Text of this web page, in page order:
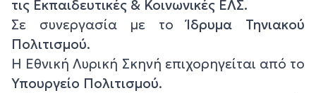
τις Εκπαιδευτικές & Κοινωνικές ΕΛΣ.
Σε συνεργασία με τοΊδρυμα Τηνιακού
Πολιτισμού.
Η Εθνική Λυρική Σκηνή επιχορηγείται από το
Υπουργείο Πολιτισμού.